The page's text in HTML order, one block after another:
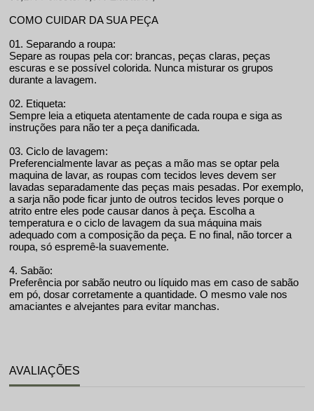
COMO CUIDAR DA SUA PEÇA
01. Separando a roupa:
Separe as roupas pela cor: brancas, peças claras, peças
escuras e se possível colorida. Nunca misturar os grupos
durante a lavagem.
02. Etiqueta:
Sempre leia a etiqueta atentamente de cada roupa e siga as
instruções para não ter a peça danificada.
03. Ciclo de lavagem:
Preferencialmente lavar as peças a mão mas se optar pela
maquina de lavar, as roupas com tecidos leves devem ser
lavadas separadamente das peças mais pesadas. Por exemplo,
a sarja não pode ficar junto de outros tecidos leves porque o
atrito entre eles pode causar danos à peça. Escolha a
temperatura e o ciclo de lavagem da sua máquina mais
adequado com a composição da peça. E no final, não torcer a
roupa, só espremê-la suavemente.
4. Sabão:
Preferência por sabão neutro ou líquido mas em caso de sabão
em pó, dosar corretamente a quantidade. O mesmo vale nos
amaciantes e alvejantes para evitar manchas.
AVALIAÇÕES